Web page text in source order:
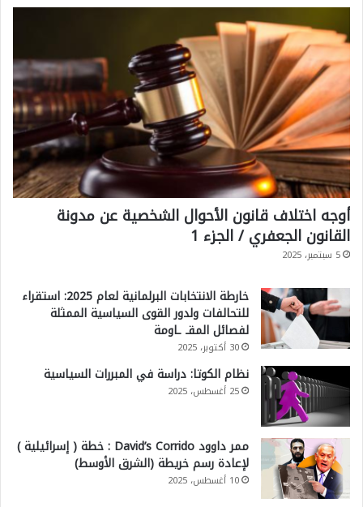
ل
ع
ا
ل
م
ي
؟
ا
ل
د
ا
ئ
؟
أوجه اختلاف قانون الأحوال الشخصية عن مدونة
القانون الجعفري / الجزء 1
5 سبتمبر، 2025
خارطة الانتخابات البرلمانية لعام 2025: استقراء
للتحالفات ولدور القوى السياسية الممثلة
لفصائل المقـ ـاومة
30 أكتوبر، 2025
نظام الكوتا: دراسة في المبررات السياسية
25 أغسطس، 2025
ممر داوود David’s Corrido : خطة ( إسرائيلية )
لإعادة رسم خريطة (الشرق الأوسط)
10 أغسطس، 2025